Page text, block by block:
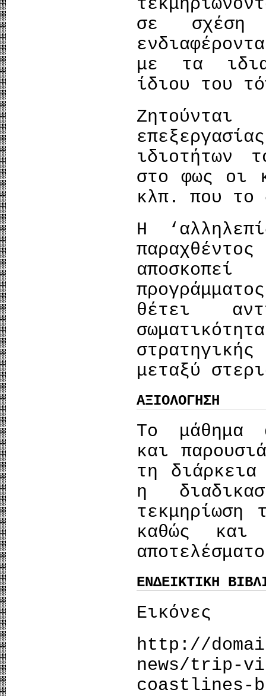
σε σχέση
με τα
ίδιου του
ιδιοτήτων
στο φως οι
κλπ. που το
Η
θέτει
μεταξύ
ΑΞΙΟΛΟΓΗΣΗ
Το μάθημα
και
τη
η
τεκμηρίωση
καθώς και
ΕΝΔΕΙΚΤΙΚΗ
Εικόνες
http://
news/trip-
coastlines-